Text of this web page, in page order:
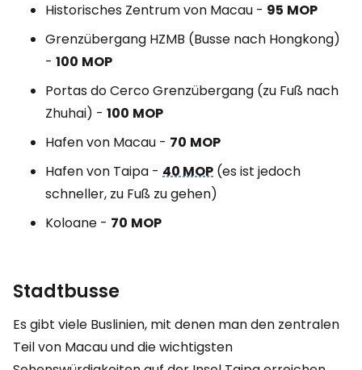
Historisches Zentrum von Macau - 95 MOP
Grenzübergang HZMB (Busse nach Hongkong)
- 100 MOP
Portas do Cerco Grenzübergang (zu Fuß nach
Zhuhai) - 100 MOP
Hafen von Macau - 70 MOP
Hafen von Taipa - 40 MOP (es ist jedoch
schneller, zu Fuß zu gehen)
Koloane - 70 MOP
Stadtbusse
Es gibt viele Buslinien, mit denen man den zentralen
Teil von Macau und die wichtigsten